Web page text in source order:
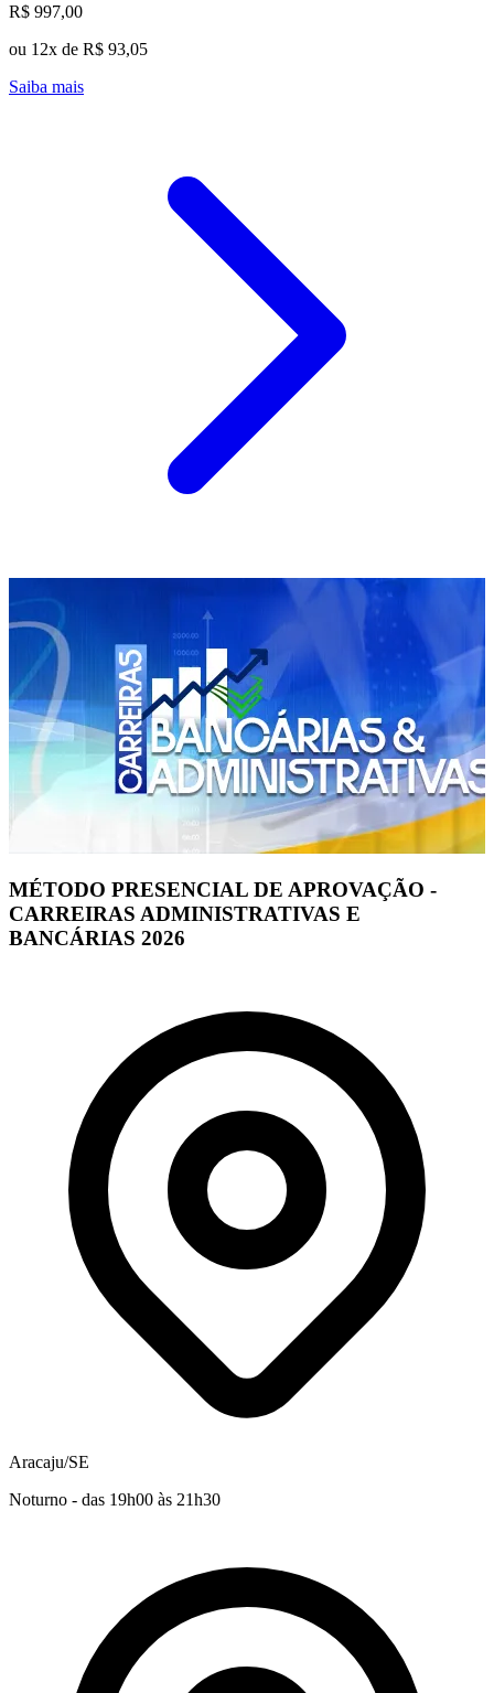
R$ 997,00
ou 12x de R$ 93,05
Saiba mais
MÉTODO PRESENCIAL DE APROVAÇÃO -
CARREIRAS ADMINISTRATIVAS E
BANCÁRIAS 2026
Aracaju/SE
Noturno - das 19h00 às 21h30